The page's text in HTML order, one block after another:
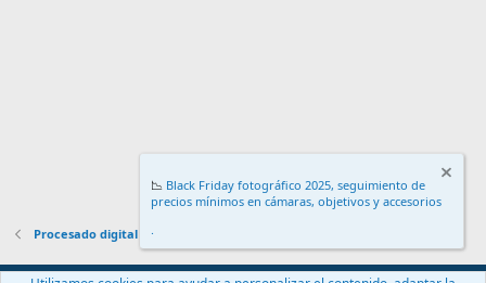
Procesado digital
📉 Black Friday fotográfico 2025, seguimiento de
precios mínimos en cámaras, objetivos y accesorios
.